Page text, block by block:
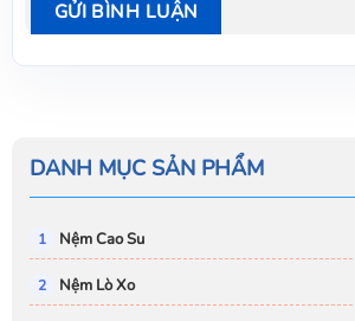
DANH MỤC SẢN PHẨM
Nệm Cao Su
Nệm Lò Xo